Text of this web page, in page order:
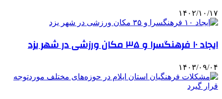
۱۴۰۲/۱۰/۱۷
ایجاد ۱۰ فرهنگسرا و ۳۵ مکان ورزشی در شهر یزد
۱۴۰۳/۰۹/۰۴